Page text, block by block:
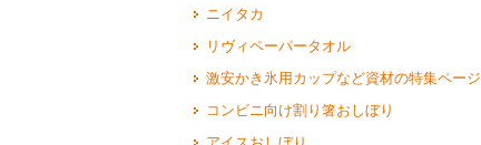
ニイタカ
リヴィペーパータオル
激安かき氷用カップなど資材の特集ページ
コンビニ向け割り箸おしぼり